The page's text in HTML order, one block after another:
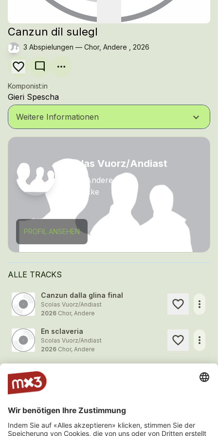
Canzun dil sulegl
3 Abspielungen — Chor, Andere , 2026
mode_comment
Komponist:in
Gieri Spescha
Weitere Informationen keyboard_arrow_down
Scolas Vuorz/Andiast
Chor, Andere
10 Stücke
PROFIL ANSEHEN
ALLE TRACKS
Canzun dalla glina final
Scolas Vuorz/Andiast
2026 Chor, Andere
more_horiz
En sclaveria
Scolas Vuorz/Andiast
2026 Chor, Andere
more_horiz
Scolas Vuorz/Andiast
2026
more_horiz
Scolas Vuorz/Andiast
2026
Chor, Andere